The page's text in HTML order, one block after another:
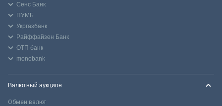
Сенс Банк
ПУМБ
Укргазбанк
Райффайзен Банк
ОТП банк
monobank
Валютный аукцион
Обмен валют